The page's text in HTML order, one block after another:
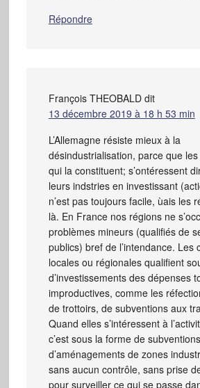
Répondre
François THEOBALD dit
13 décembre 2019 à 18 h 53 min
L’Allemagne résiste mieux à la
désindustrialisation, parce que
qui la constituent; s’ontéressent
leurs indstries en investissant
n’est pas toujours facile, ùais les
là. En France nos régions ne
problèmes mineurs (qualifiés de
publics) bref de l’intendance. Les
locales ou régionales qualifient
d’investissements des dépenses
improductives, comme les
de trottoirs, de subventions aux
Quand elles s’intéressent à
c’est sous la forme de
d’aménagements de zones
sans aucun contrôle, sans prise
pour surveiller ce qui se passe